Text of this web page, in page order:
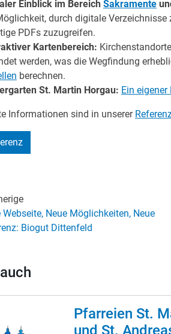
Einblick im Bereich Sakramente
durch digitale
PDFs zuzugreifen.
Kartenbereich:
werden, was die Wegfindung
berechnen.
St. Martin Horgau: Ein
Informationen sind in unserer
Webseite, Neue Möglichkeiten, Neue
Biogut Dittenfeld
Pfarreien St.
und St.